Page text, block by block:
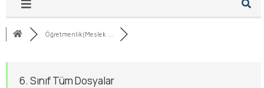
Öğretmenlik(Meslek ...
6. Sınıf Tüm Dosyalar